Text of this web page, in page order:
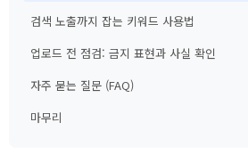
검색 노출까지 잡는 키워드 사용법
업로드 전 점검: 금지 표현과 사실 확인
자주 묻는 질문 (FAQ)
마무리